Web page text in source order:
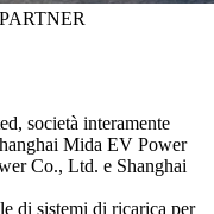
società interamente
Mida EV Power
Co., Ltd. e Shanghai
di sistemi di ricarica per